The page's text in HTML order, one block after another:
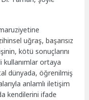
uğraş, başarısız
kötü sonuçlarını
ortaya
dünyada, öğrenilmiş
anlamlı iletişim
kendilerini ifade